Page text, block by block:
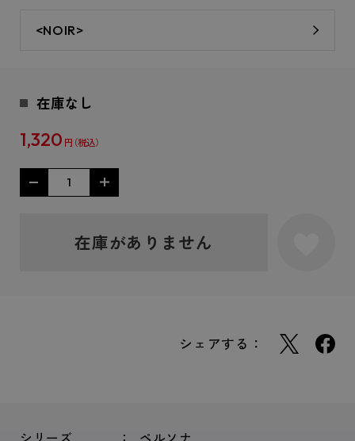
<NOIR>
在庫なし
1,320 円
在庫がありません
シェアする：
シリーズ ペルソナ